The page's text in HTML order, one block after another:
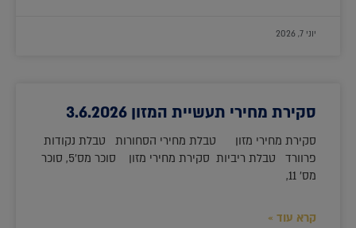
יוני 7, 2026
סקירת מחירי תעשיית המזון 3.6.2026
סקירת מחירי מזון טבלת מחירי הסחורות טבלת נקודות
פרוורד טבלת ריביות סקירת מחירי מזון סוכר מס'5, סוכר
מס' 11,
קרא עוד »